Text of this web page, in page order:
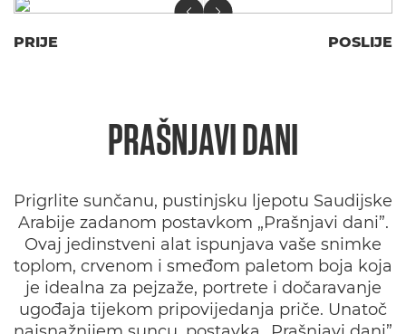
PRIJE POSLIJE
PRAŠNJAVI DANI
Prigrlite sunčanu, pustinjsku ljepotu Saudijske
Arabije zadanom postavkom „Prašnjavi dani”.
Ovaj jedinstveni alat ispunjava vaše snimke
toplom, crvenom i smeđom paletom boja koja
je idealna za pejzaže, portrete i dočaravanje
ugođaja tijekom pripovijedanja priče. Unatoč